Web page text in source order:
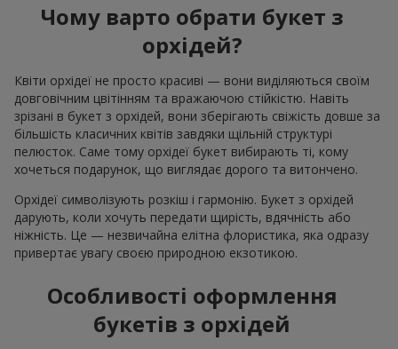
Чому варто обрати букет з
орхідей?
Квіти орхідеї не просто красиві — вони виділяються своїм
довговічним цвітінням та вражаючою стійкістю. Навіть
зрізані в букет з орхідей, вони зберігають свіжість довше за
більшість класичних квітів завдяки щільній структурі
пелюсток. Саме тому орхідеї букет вибирають ті, кому
хочеться подарунок, що виглядає дорого та витончено.
Орхідеї символізують розкіш і гармонію. Букет з орхідей
дарують, коли хочуть передати щирість, вдячність або
ніжність. Це — незвичайна елітна флористика, яка одразу
привертає увагу своєю природною екзотикою.
Особливості оформлення
букетів з орхідей